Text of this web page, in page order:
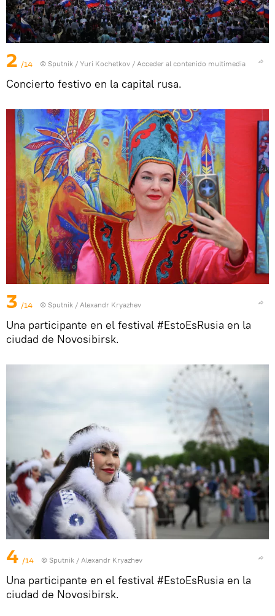
2 /14 © Sputnik / Yuri Kochetkov / Acceder al contenido multimedia
Concierto festivo en la capital rusa.
3 /14 © Sputnik / Alexandr Kryazhev
Una participante en el festival #EstoEsRusia en la
ciudad de Novosibirsk.
4 /14 © Sputnik / Alexandr Kryazhev
Una participante en el festival #EstoEsRusia en la
ciudad de Novosibirsk.